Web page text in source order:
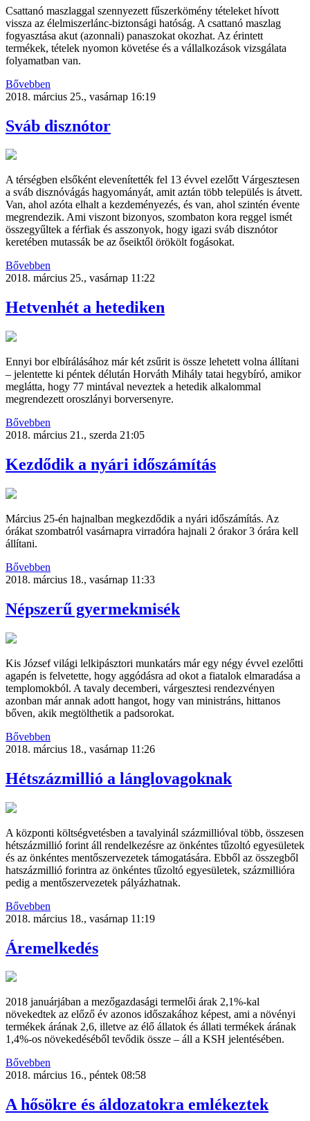
Csattanó maszlaggal szennyezett fűszerkömény tételeket hívott
vissza az élelmiszerlánc-biztonsági hatóság. A csattanó maszlag
fogyasztása akut (azonnali) panaszokat okozhat. Az érintett
termékek, tételek nyomon követése és a vállalkozások vizsgálata
folyamatban van.
Bővebben
2018. március 25., vasárnap 16:19
Sváb disznótor
A térségben elsőként elevenítették fel 13 évvel ezelőtt Várgesztesen
a sváb disznóvágás hagyományát, amit aztán több település is átvett.
Van, ahol azóta elhalt a kezdeményezés, és van, ahol szintén évente
megrendezik. Ami viszont bizonyos, szombaton kora reggel ismét
összegyűltek a férfiak és asszonyok, hogy igazi sváb disznótor
keretében mutassák be az őseiktől örökölt fogásokat.
Bővebben
2018. március 25., vasárnap 11:22
Hetvenhét a hetediken
Ennyi bor elbírálásához már két zsűrit is össze lehetett volna állítani
– jelentette ki péntek délután Horváth Mihály tatai hegybíró, amikor
meglátta, hogy 77 mintával neveztek a hetedik alkalommal
megrendezett oroszlányi borversenyre.
Bővebben
2018. március 21., szerda 21:05
Kezdődik a nyári időszámítás
Március 25-én hajnalban megkezdődik a nyári időszámítás. Az
órákat szombatról vasárnapra virradóra hajnali 2 órakor 3 órára kell
állítani.
Bővebben
2018. március 18., vasárnap 11:33
Népszerű gyermekmisék
Kis József világi lelkipásztori munkatárs már egy négy évvel ezelőtti
agapén is felvetette, hogy aggódásra ad okot a fiatalok elmaradása a
templomokból. A tavaly decemberi, várgesztesi rendezvényen
azonban már annak adott hangot, hogy van ministráns, hittanos
bőven, akik megtölthetik a padsorokat.
Bővebben
2018. március 18., vasárnap 11:26
Hétszázmillió a lánglovagoknak
A központi költségvetésben a tavalyinál százmillióval több, összesen
hétszázmillió forint áll rendelkezésre az önkéntes tűzoltó egyesületek
és az önkéntes mentőszervezetek támogatására. Ebből az összegből
hatszázmillió forintra az önkéntes tűzoltó egyesületek, százmillióra
pedig a mentőszervezetek pályázhatnak.
Bővebben
2018. március 18., vasárnap 11:19
Áremelkedés
2018 januárjában a mezőgazdasági termelői árak 2,1%-kal
növekedtek az előző év azonos időszakához képest, ami a növényi
termékek árának 2,6, illetve az élő állatok és állati termékek árának
1,4%-os növekedéséből tevődik össze – áll a KSH jelentésében.
Bővebben
2018. március 16., péntek 08:58
A hősökre és áldozatokra emlékeztek